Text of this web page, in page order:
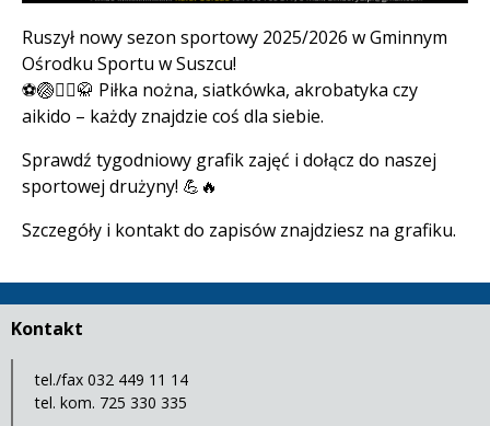
Treść
Ruszył nowy sezon sportowy 2025/2026 w Gminnym
Ośrodku Sportu w Suszcu!
⚽🏐🤸‍♂️🥋 Piłka nożna, siatkówka, akrobatyka czy
aikido – każdy znajdzie coś dla siebie.
Sprawdź tygodniowy grafik zajęć i dołącz do naszej
sportowej drużyny! 💪🔥
Szczegóły i kontakt do zapisów znajdziesz na grafiku.
Kontakt
tel./fax 032 449 11 14
tel. kom. 725 330 335